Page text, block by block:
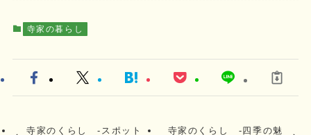
寺家の暮らし
寺家のくらし ‐スポット
寺家のくらし ‐四季の魅